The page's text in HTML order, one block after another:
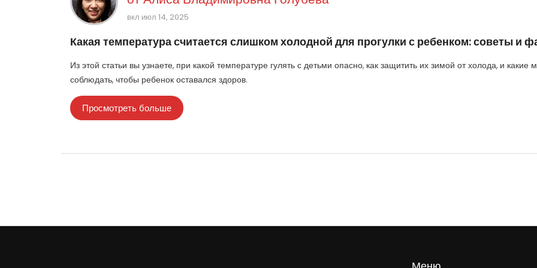
вкл июл 14, 2025
Какая температура считается слишком холодной для прогулки с ребенком: советы и
Из этой статьи вы узнаете, при какой температуре гулять с детьми опасно, как защитить их зимой от холода, и какие
соблюдать, чтобы ребенок оставался здоров.
Просмотреть больше